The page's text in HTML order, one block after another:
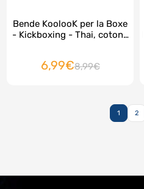
Bende KoolooK per la Boxe
- Kickboxing - Thai, cotone
6,99€8,99€
1 2